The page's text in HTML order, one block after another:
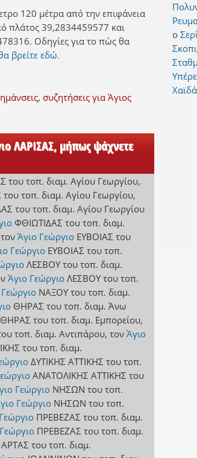
120 μέτρα από την επιφάνεια
πλάτος 39,2834459577 και
Οδηγίες για το πώς θα
βρείτε εδώ.
συζητήσεις για Άγιος
ΛΑΡΙΣΑΣ, μήπως ψάχνετε
του τοπ. διαμ. Αγίου Γεωργίου,
του τοπ. διαμ. Αγίου Γεωργίου,
του τοπ. διαμ. Αγίου Γεωργίου
ΦΘΙΩΤΙΔΑΣ του τοπ. διαμ.
τον Άγιο Γεώργιο ΕΥΒΟΙΑΣ του
Γεώργιο ΕΥΒΟΙΑΣ του τοπ.
ΛΕΣΒΟΥ του τοπ. διαμ.
Άγιο Γεώργιο ΛΕΣΒΟΥ του τοπ.
ΝΑΞΟΥ του τοπ. διαμ.
ΘΗΡΑΣ του τοπ. διαμ. Άνω
ΘΗΡΑΣ του τοπ. διαμ. Εμπορείου,
τοπ. διαμ. Αντιπάρου, τον Άγιο
του τοπ. διαμ.
ΔΥΤΙΚΗΣ ΑΤΤΙΚΗΣ του τοπ.
ΑΝΑΤΟΛΙΚΗΣ ΑΤΤΙΚΗΣ του
Γεώργιο ΝΗΣΩΝ του τοπ.
Γεώργιο ΝΗΣΩΝ του τοπ.
ΠΡΕΒΕΖΑΣ του τοπ. διαμ.
ΠΡΕΒΕΖΑΣ του τοπ. διαμ.
ΑΡΤΑΣ του τοπ. διαμ.
ο